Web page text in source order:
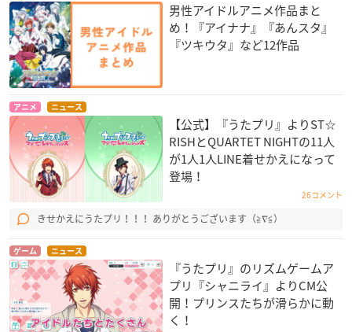
男性アイドルアニメ作品まと
め！『アイナナ』『あんスタ』
『ツキウタ』など12作品
アニメ ニュース
【公式】『うたプリ』よりST☆
RISHとQUARTET NIGHTの11人
が1人1人LINE着せかえになって
登場！
26コメント
きせかえにうたプリ！！！ ありがとうございます（≧∇≦）
ゲーム ニュース
『うたプリ』のリズムゲームア
プリ『シャニライ』よりCM公
開！プリンスたちが滑らかに動
く！